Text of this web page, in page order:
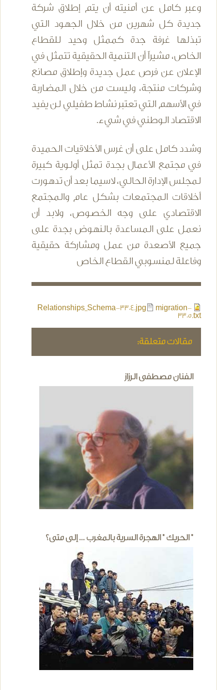
وعبر كامل عن أمنيته أن يتم إطلاق شركة
جديدة كل شهرين من خلال الجهود التي
تبذلها غرفة جدة كممثل وحيد للقطاع
الخاص، مشيراً أن التنمية الحقيقية تتمثل في
الإعلان عن فرص عمل جديدة وإطلاق مصانع
وشركات منتجة، وليست من خلال المضاربة
في الأسهم التي تعتبر نشاط طفيلي لن يفيد
الاقتصاد الوطني في شيء.
وشدد كامل على أن غرس الأخلاقيات الحميدة
في مجتمع الأعمال بجدة تمثل أولوية كبيرة
لمجلس الإدارة الحالي، لاسيما بعد أن تدهورت
أخلاقات المجتمعات بشكل عام والمجتمع
الاقتصادي على وجه الخصوص، ولابد أن
نعمل على المساعدة بالنهوض بجدة على
جميع الأصعدة من عمل ومشاركة حقيقية
وفاعلة لمنسوبي القطاع الخاص
Relationships_Schema-3304.jpg
migration-
3305.txt
مقالات متعلقة:
الفنان مصطفى الرزاز
" الحريك " الهجرة السرية بالمغرب ... إلى متى؟